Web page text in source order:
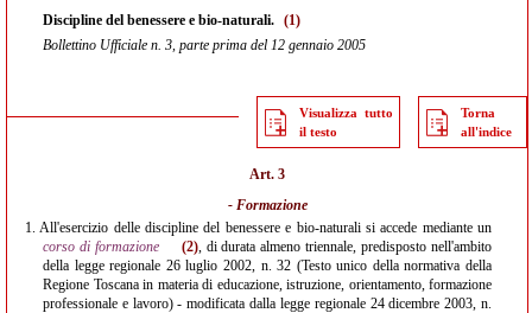
Discipline del benessere e bio-naturali. (1)
Bollettino Ufficiale n. 3, parte prima del 12 gennaio 2005
Visualizza tutto
il testo
Torna
all'indice
Art. 3
- Formazione
1. All'esercizio delle discipline del benessere e bio-naturali si accede mediante un
corso di formazione
(2), di durata almeno triennale, predisposto nell'ambito
della legge regionale 26 luglio 2002, n. 32 (Testo unico della normativa della
Regione Toscana in materia di educazione, istruzione, orientamento, formazione
professionale e lavoro) - modificata dalla legge regionale 24 dicembre 2003, n.